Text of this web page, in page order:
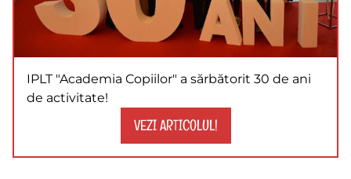
IPLT "Academia Copiilor" a sărbătorit 30 de ani
de activitate!
VEZI ARTICOLUL!